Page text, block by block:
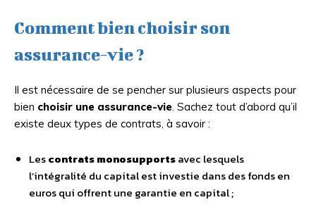
Comment bien choisir son
assurance-vie ?
Il est nécessaire de se pencher sur plusieurs aspects pour
bien choisir une assurance-vie . Sachez tout d’abord qu’il
existe deux types de contrats, à savoir :
Lescontrats monosupportsavec lesquels
l’intégralité du capital est investie dans des fonds en
euros qui offrent une garantie en capital ;